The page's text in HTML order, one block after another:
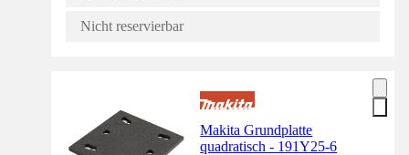
Nicht reservierbar
Makita Grundplatte
quadratisch - 191Y25-6